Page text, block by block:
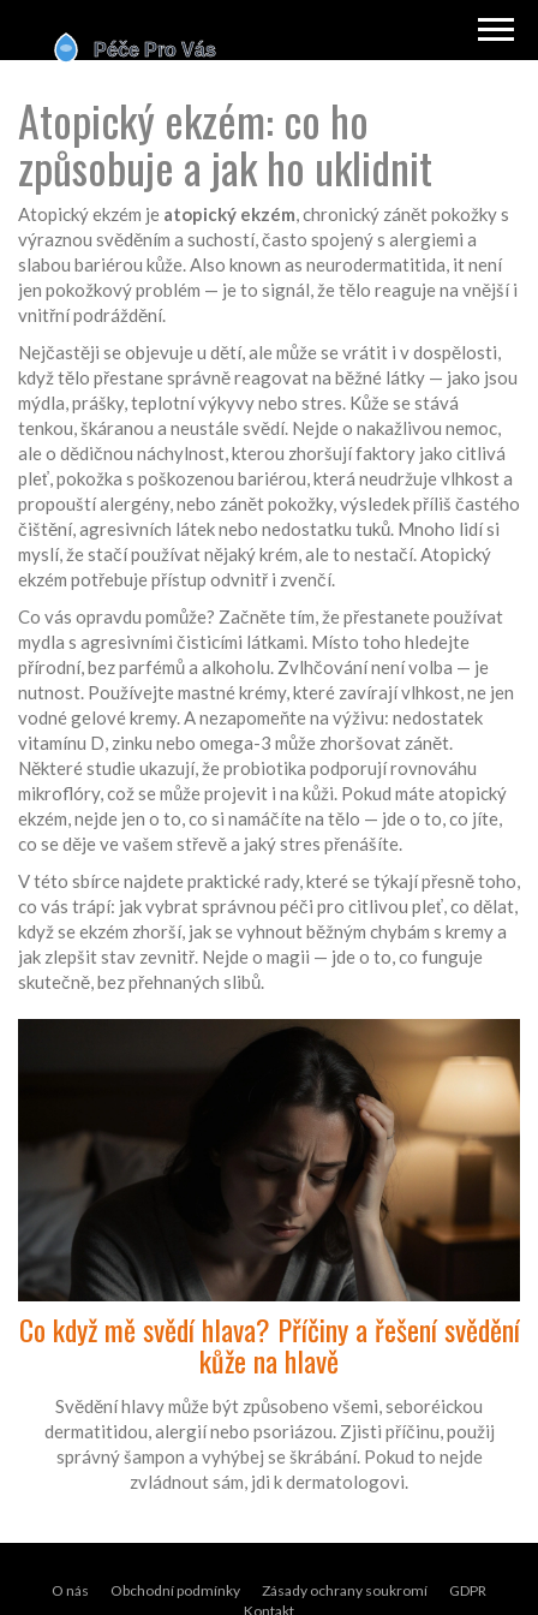
Atopický ekzém: co ho
způsobuje a jak ho uklidnit
Atopický ekzém je atopický ekzém,chronický zánět pokožky s
výraznou svěděním a suchostí, často spojený s alergiemi a
slabou bariérou kůže. Also known as neurodermatitida, itnení
jen pokožkový problém — je to signál, že tělo reaguje na vnější i
vnitřní podráždění.
Nejčastěji se objevuje u dětí, ale může se vrátit i v dospělosti,
když tělo přestane správně reagovat na běžné látky — jako jsou
mýdla, prášky, teplotní výkyvy nebo stres. Kůže se stává
tenkou, škáranou a neustále svědí. Nejde o nakažlivou nemoc,
ale o dědičnou náchylnost, kterou zhoršují faktory jako citlivá
pleť,pokožka s poškozenou bariérou, která neudržuje vlhkost a
propouští alergény, nebo zánět pokožky,výsledek příliš častého
čištění, agresivních látek nebo nedostatku tuků. Mnoho lidí si
myslí, že stačí používat nějaký krém, ale to nestačí. Atopický
ekzém potřebuje přístup odvnitř i zvenčí.
Co vás opravdu pomůže? Začněte tím, že přestanete používat
mydla s agresivními čisticími látkami. Místo toho hledejte
přírodní, bez parfémů a alkoholu. Zvlhčování není volba — je
nutnost. Používejte mastné krémy, které zavírají vlhkost, ne jen
vodné gelové kremy. A nezapomeňte na výživu: nedostatek
vitamínu D, zinku nebo omega-3 může zhoršovat zánět.
Některé studie ukazují, že probiotika podporují rovnováhu
mikroflóry, což se může projevit i na kůži. Pokud máte atopický
ekzém, nejde jen o to, co si namáčíte na tělo — jde o to, co jíte,
co se děje ve vašem střevě a jaký stres přenášíte.
V této sbírce najdete praktické rady, které se týkají přesně toho,
co vás trápí: jak vybrat správnou péči pro citlivou pleť, co dělat,
když se ekzém zhorší, jak se vyhnout běžným chybám s kremy a
jak zlepšit stav zevnitř. Nejde o magii — jde o to, co funguje
skutečně, bez přehnaných slibů.
Co když mě svědí hlava? Příčiny a řešení svědění
kůže na hlavě
Svědění hlavy může být způsobeno všemi, seboréickou
dermatitidou, alergií nebo psoriázou. Zjisti příčinu, použij
správný šampon a vyhýbej se škrábání. Pokud to nejde
zvládnout sám, jdi k dermatologovi.
O nás Obchodní podmínky Zásady ochrany soukromí
GDPR
Kontakt